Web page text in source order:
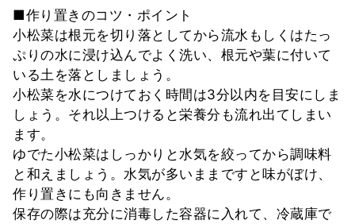
■作り置きのコツ・ポイント
小松菜は根元を切り落としてから流水もしくはたっ
ぷりの水に浸け込んでよく洗い、根元や葉に付いて
いる土を落としましょう。
小松菜を水につけておく時間は3分以内を目安にしま
しょう。それ以上つけると栄養分も流れ出てしまい
ます。
ゆでた小松菜はしっかりと水気を絞ってから調味料
と和えましょう。水気が多いままですと味がぼけ、
作り置きにも向きません。
保存の際は充分に消毒した容器に入れて、冷蔵庫で